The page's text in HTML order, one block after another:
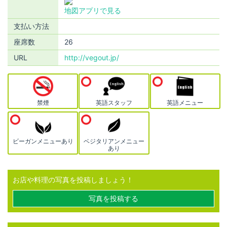
地図アプリで見る
支払い方法
座席数
26
URL
http://vegout.jp/
禁煙 英語スタッフ 英語メニュー
ビーガンメニューあり
ベジタリアンメニュー
あり
お店や料理の写真を投稿しましょう！
写真を投稿する